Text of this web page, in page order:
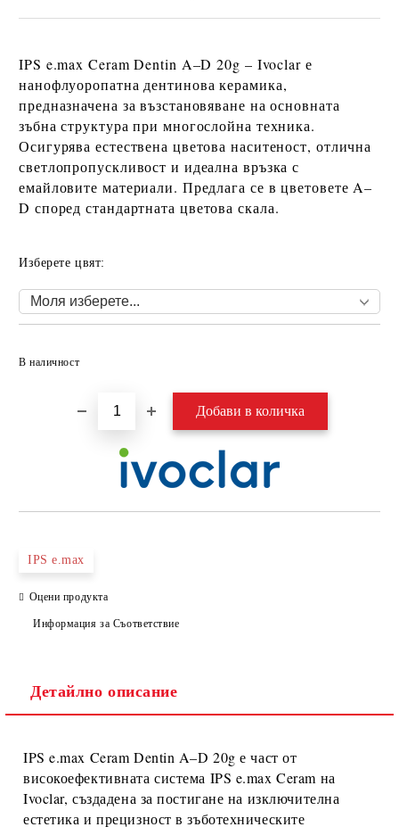
IPS e.max Ceram Dentin A–D 20g – Ivoclar е
нанофлуоропатна дентинова керамика,
предназначена за възстановяване на основната
зъбна структура при многослойна техника.
Осигурява естествена цветова наситеност, отлична
светлопропускливост и идеална връзка с
емайловите материали. Предлага се в цветовете A–
D според стандартната цветова скала.
Изберете цвят:
В наличност
IPS e.max
Оцени продукта
Информация за Съответствие
Детайлно описание
IPS e.max Ceram Dentin A–D 20g е част от
високоефективната система IPS e.max Ceram на
Ivoclar, създадена за постигане на изключителна
естетика и прецизност в зъботехническите